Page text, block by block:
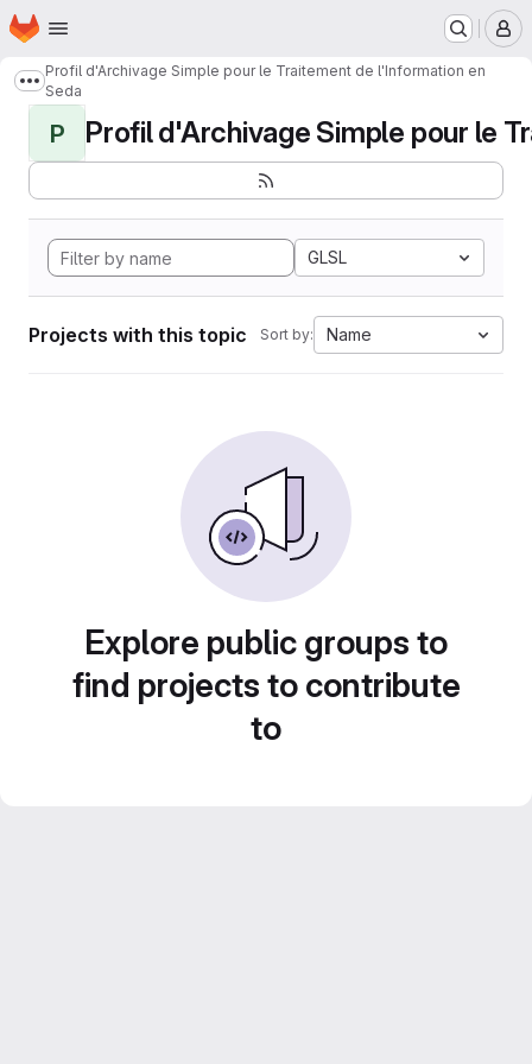
Skip to main content
Homepage
Show more breadcrumbs
Profil d'Archivage Simple pour le Traitement de l'Information en
Seda
P Profil d'Archivage Simple pour le
GLSL
Projects with this topic Sort by: Name
Explore public groups to
find projects to contribute
to